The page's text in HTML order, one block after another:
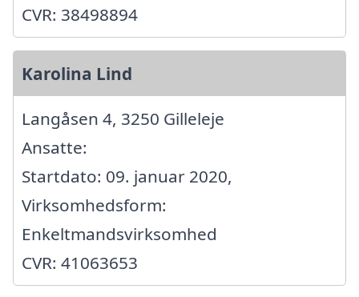
CVR: 38498894
Karolina Lind
Langåsen 4, 3250 Gilleleje
Ansatte:
Startdato: 09. januar 2020,
Virksomhedsform:
Enkeltmandsvirksomhed
CVR: 41063653